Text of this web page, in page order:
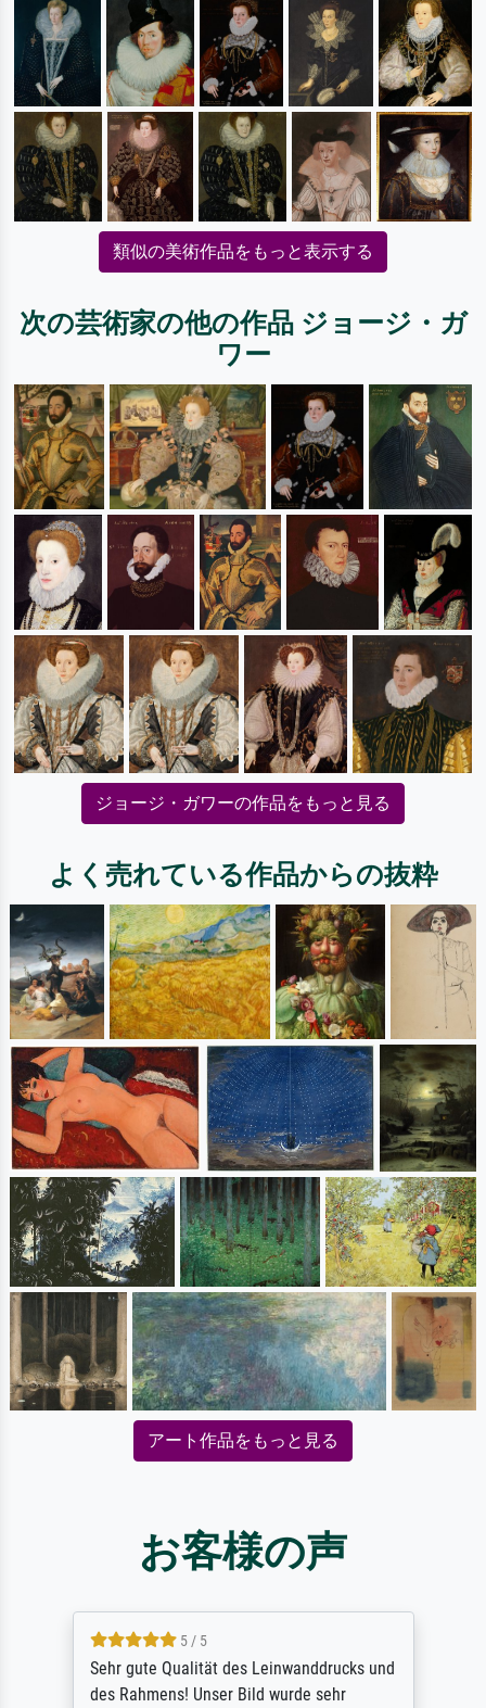
類似の美術作品をもっと表示する
次の芸術家の他の作品 ジョージ・ガ
ワー
ジョージ・ガワーの作品をもっと見る
よく売れている作品からの抜粋
アート作品をもっと見る
お客様の声
5 / 5
Sehr gute Qualität des Leinwanddrucks und
des Rahmens! Unser Bild wurde sehr